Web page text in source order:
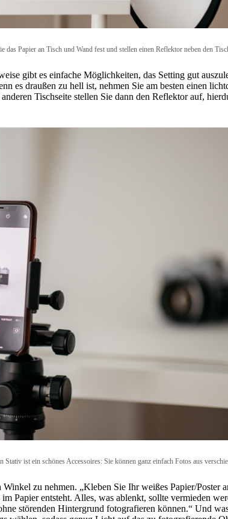
das Papier an Tisch und Wand fest und stellen einen Reflektor neben den
gibt es einfache Möglichkeiten, das Setting gut
es draußen zu hell ist, nehmen Sie am besten einen
Tischseite stellen Sie dann den Reflektor auf,
Stativ ist ein schönes Accessoires: Sie können ganz einfach Fotos aus
zu nehmen. „Kleben Sie Ihr weißes Papier/Poster
Papier entsteht. Alles, was ablenkt, sollte vermieden
störenden Hintergrund fotografieren können.“ Und